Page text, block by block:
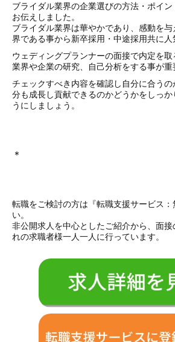
ブライダル業界の企業選びの方法・ポイ
お伝えしました。
ブライダル業界は華やかであり、感動を
界である事から新卒採用・中途採用共に人
ウェディングプランナーの面接で内定を
業界や企業の研究、自己分析をする事が重
チェックすべき内容を確認し自分に合う
分も成長し貢献できるのかどうかをしっか
うにしましょう。
＊
転職をご検討の方は『転職支援サービス：
い。
非公開求人を中心としたご紹介から、面
れの求職者様一人一人に行っています。